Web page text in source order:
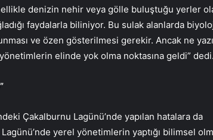
denizin nehir veya gölle buluştuğu yerler
faydalarla biliniyor. Bu sulak alanlarda
ve özen gösterilmesi gerekir. Ancak ne
elinde yok olma noktasına geldi” dedi.
Çakalburnu Lagünü’nde yapılan hatalara da
yerel yönetimlerin yaptığı bilimsel